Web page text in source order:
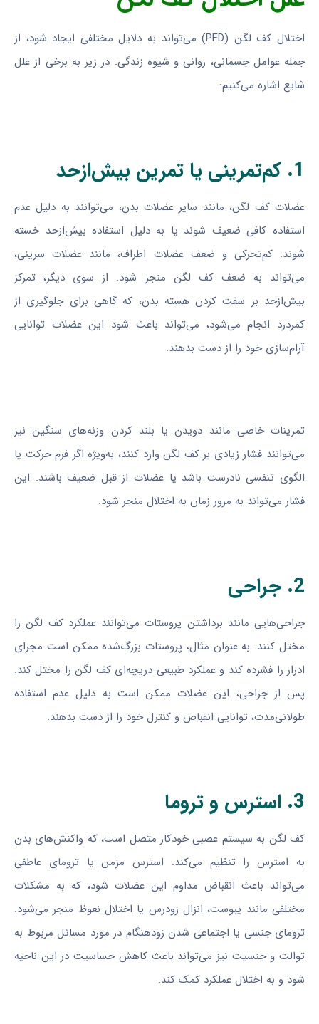
اختلال کف لگن (PFD) می‌تواند به دلایل مختلفی ایجاد شود، از
جمله عوامل جسمانی، روانی و شیوه زندگی. در زیر به برخی از علل
شایع اشاره می‌کنیم:
1. کم‌تمرینی یا تمرین بیش‌ازحد
عضلات کف لگن، مانند سایر عضلات بدن، می‌توانند به دلیل عدم
استفاده کافی ضعیف شوند یا به دلیل استفاده بیش‌ازحد خسته
شوند. کم‌تحرکی و ضعف عضلات اطراف، مانند عضلات سرینی،
می‌تواند به ضعف کف لگن منجر شود. از سوی دیگر، تمرکز
بیش‌ازحد بر سفت کردن هسته بدن، که گاهی برای جلوگیری از
کمردرد انجام می‌شود، می‌تواند باعث شود این عضلات توانایی
آرام‌سازی خود را از دست بدهند.
تمرینات خاصی مانند دویدن یا بلند کردن وزنه‌های سنگین نیز
می‌توانند فشار زیادی بر کف لگن وارد کنند، به‌ویژه اگر فرم حرکت یا
الگوی تنفسی نادرست باشد یا عضلات از قبل ضعیف باشند. این
فشار می‌تواند به مرور زمان به اختلال منجر شود.
2. جراحی
جراحی‌هایی مانند برداشتن پروستات می‌توانند عملکرد کف لگن را
مختل کنند. به عنوان مثال، پروستات بزرگ‌شده ممکن است مجرای
ادرار را فشرده کند و عملکرد طبیعی دریچه‌ای کف لگن را مختل کند.
پس از جراحی، این عضلات ممکن است به دلیل عدم استفاده
طولانی‌مدت، توانایی انقباض و کنترل خود را از دست بدهند.
3. استرس و تروما
کف لگن به سیستم عصبی خودکار متصل است، که واکنش‌های بدن
به استرس را تنظیم می‌کند. استرس مزمن یا ترومای عاطفی
می‌تواند باعث انقباض مداوم این عضلات شود، که به مشکلات
مختلفی مانند یبوست، انزال زودرس یا اختلال نعوظ منجر می‌شود.
ترومای جنسی یا اجتماعی شدن زودهنگام در مورد مسائل مربوط به
توالت و جنسیت نیز می‌تواند باعث کاهش حساسیت در این ناحیه
شود و به اختلال عملکرد کمک کند.